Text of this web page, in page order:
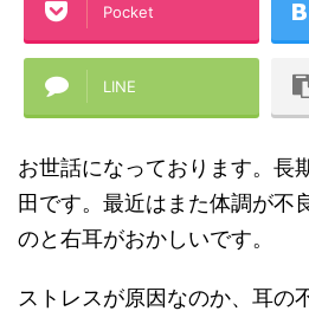
Pocket
LINE
お世話になっております。長
田です。最近はまた体調が不
のと右耳がおかしいです。
ストレスが原因なのか、耳の